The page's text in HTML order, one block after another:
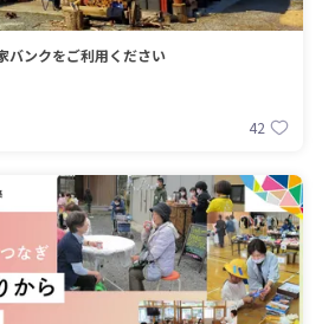
バンクをご利用ください
42